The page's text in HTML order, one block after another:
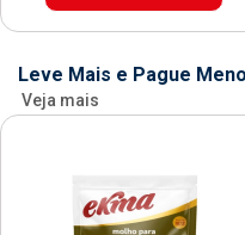
Leve Mais e Pague
Veja mais